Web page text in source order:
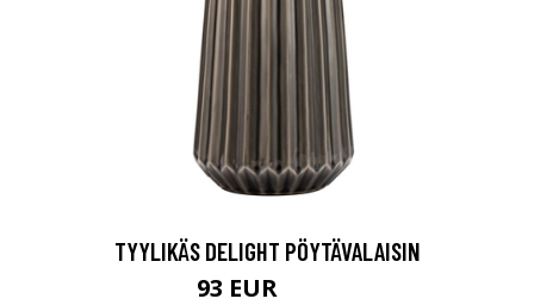
TYYLIKÄS DELIGHT PÖYTÄVALAISIN
93 EUR